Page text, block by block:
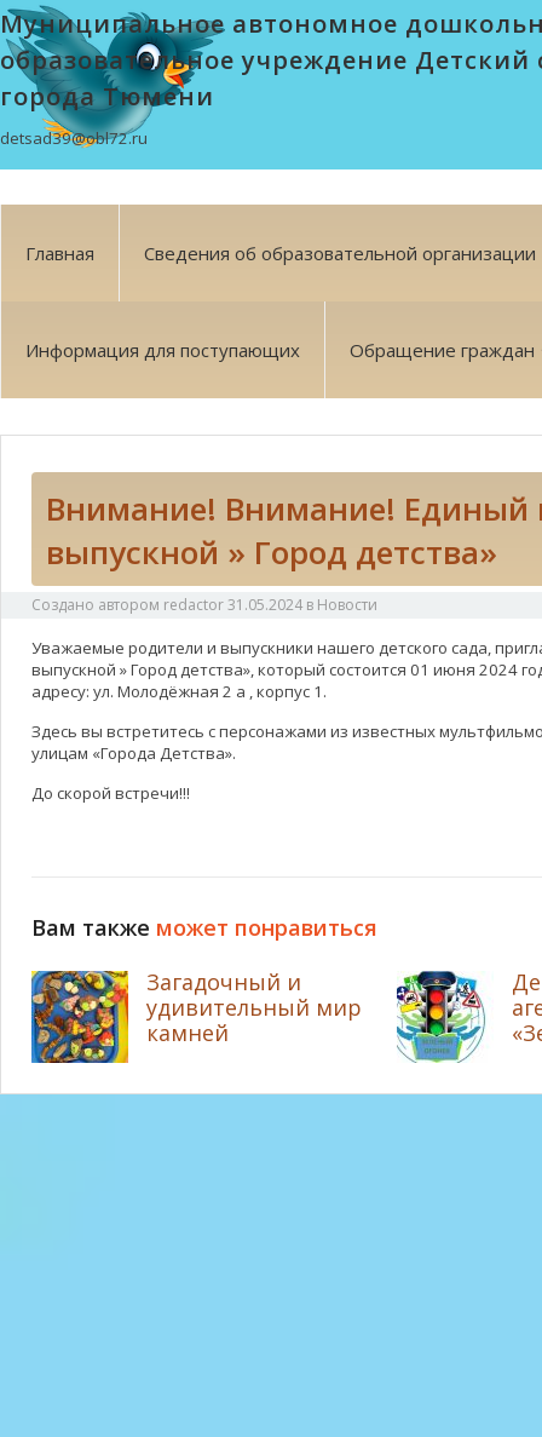
Муниципальное автономное
образовательное учреждение Детский
города Тюмени
detsad39@obl72.ru
Главная Сведения об образовательной организации
Информация для поступающих Обращение граждан
Внимание! Внимание! Единый
выпускной » Город детства»
Создано автором redactor31.05.2024 в Новости
Уважаемые родители и выпускники нашего детского сада,
выпускной » Город детства», который состоится 01 июня 2024
адресу: ул. Молодёжная 2 а , корпус 1.
Здесь вы встретитесь с персонажами из известных
улицам «Города Детства».
До скорой встречи!!!
Вам также может понравиться
Загадочный и
удивительный мир
камней